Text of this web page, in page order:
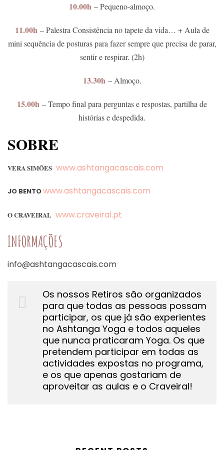
10.00h – Pequeno-almoço.
11.00h – Palestra Consistência no tapete da vida… + Aula de
mini sequência de posturas para fazer sempre que precisa de parar,
sentir e respirar. (2h)
13.30h – Almoço.
15.00h – Tempo final para perguntas e respostas, partilha de
histórias e despedida.
SOBRE
VERA SIMÕES www.ashtangacascais.com
JO BENTOwww.ashtangacascais.com
O CRAVEIRAL www.craveiral.pt
INFORMAÇÕES
info@ashtangacascais.com
Os nossos Retiros são organizados
para que todas as pessoas possam
participar, os que já são experientes
no Ashtanga Yoga e todos aqueles
que nunca praticaram Yoga. Os que
pretendem participar em todas as
actividades expostas no programa,
e os que apenas gostariam de
aproveitar as aulas e o Craveiral!